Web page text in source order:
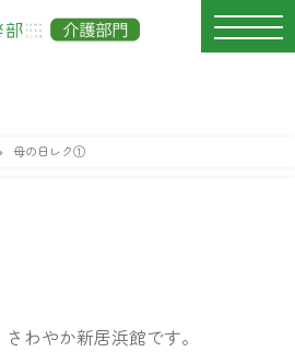
母の日レク①
わやか新居浜館です。